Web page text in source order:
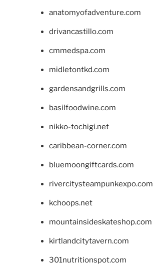
anatomyofadventure.com
drivancastillo.com
cmmedspa.com
midletontkd.com
gardensandgrills.com
basilfoodwine.com
nikko-tochigi.net
caribbean-corner.com
bluemoongiftcards.com
rivercitysteampunkexpo.com
kchoops.net
mountainsideskateshop.com
kirtlandcitytavern.com
301nutritionspot.com